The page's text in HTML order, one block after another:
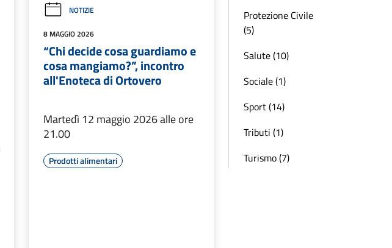
NOTIZIE
8 MAGGIO 2026
“Chi decide cosa guardiamo e
cosa mangiamo?”, incontro
all'Enoteca di Ortovero
Martedì 12 maggio 2026 alle ore
21.00
Prodotti alimentari
Protezione Civile
(5)
Salute (10)
Sociale (1)
Sport (14)
Tributi (1)
Turismo (7)